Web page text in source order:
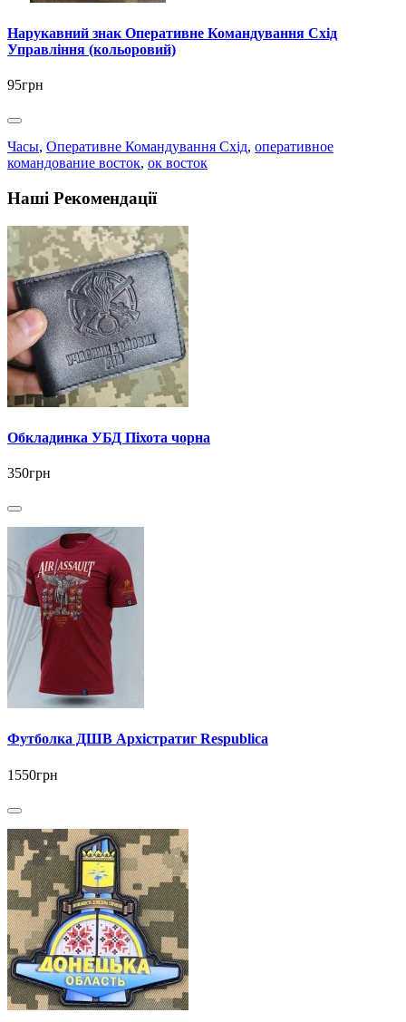
Нарукавний знак Оперативне Командування Схід
Управління (кольоровий)
95грн
Часы, Оперативне Командування Схід, оперативное
командование восток, ок восток
Наші Рекомендації
Обкладинка УБД Піхота чорна
350грн
Футболка ДШВ Архістратиг Respublica
1550грн